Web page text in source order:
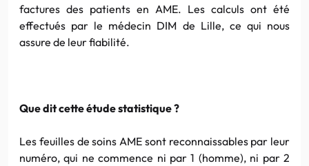
factures des patients en AME. Les calculs ont été
effectués par le médecin DIM de Lille, ce qui nous
assure de leur fiabilité.
Que dit cette étude statistique ?
Les feuilles de soins AME sont reconnaissables par leur
numéro, qui ne commence ni par 1 (homme), ni par 2